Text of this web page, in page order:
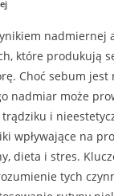
nadmiernej
które produkują
Choć sebum jest
nadmiar może
i
wpływające na
dieta i stres.
tych